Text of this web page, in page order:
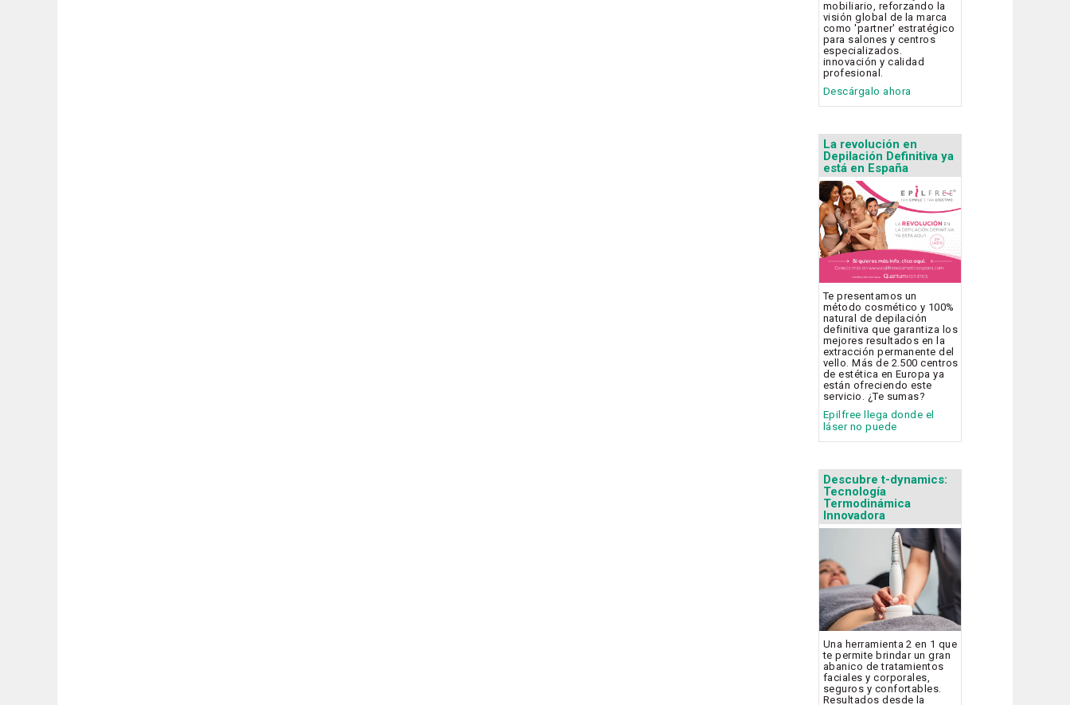
mobiliario, reforzando la
visión global de la marca
como 'partner' estratégico
para salones y centros
especializados.
innovación y calidad
profesional.
Descárgalo ahora
La revolución en
Depilación Definitiva ya
está en España
Te presentamos un
método cosmético y 100%
natural de depilación
definitiva que garantiza los
mejores resultados en la
extracción permanente del
vello. Más de 2.500 centros
de estética en Europa ya
están ofreciendo este
servicio. ¿Te sumas?
Epilfree llega donde el
láser no puede
Descubre t-dynamics:
Tecnología
Termodinámica
Innovadora
Una herramienta 2 en 1 que
te permite brindar un gran
abanico de tratamientos
faciales y corporales,
seguros y confortables.
Resultados desde la